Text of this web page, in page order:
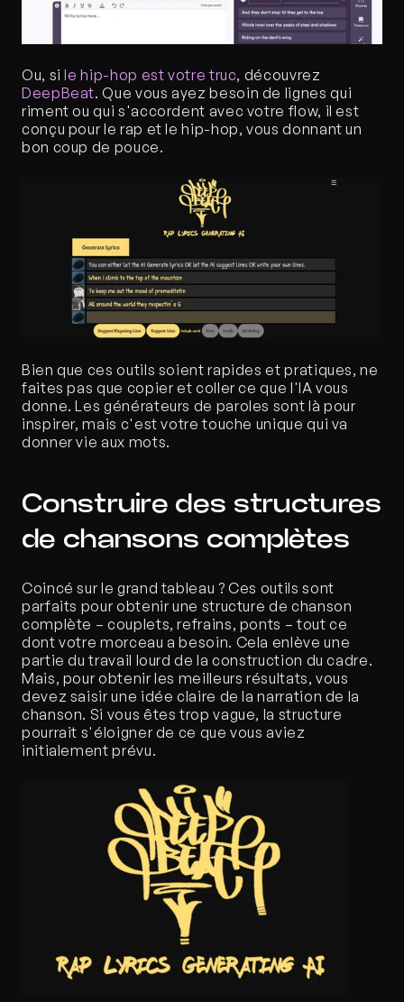
Ou, si le hip-hop est votre truc
DeepBeat. Que vous ayez besoin de lignes qui
riment ou qui s'accordent avec votre flow, il est
conçu pour le rap et le hip-hop, vous donnant un
bon coup de pouce.
Bien que ces outils soient rapides et pratiques, ne
faites pas que copier et coller ce que l'IA vous
donne. Les générateurs de paroles sont là pour
inspirer, mais c'est votre touche unique qui va
donner vie aux mots.
Construire des structures
de chansons complètes
Coincé sur le grand tableau ? Ces outils sont
parfaits pour obtenir une structure de chanson
complète – couplets, refrains, ponts – tout ce
dont votre morceau a besoin. Cela enlève une
partie du travail lourd de la construction du cadre.
Mais, pour obtenir les meilleurs résultats, vous
devez saisir une idée claire de la narration de la
chanson. Si vous êtes trop vague, la structure
pourrait s'éloigner de ce que vous aviez
initialement prévu.